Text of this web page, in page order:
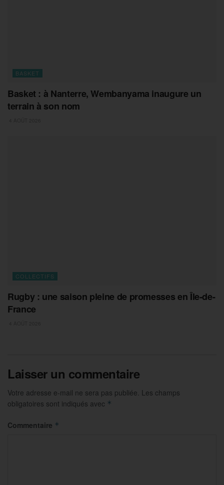
BASKET
Basket : à Nanterre, Wembanyama inaugure un
terrain à son nom
COLLECTIFS
Rugby : une saison pleine de promesses en Île-de-
France
Laisser un commentaire
Votre adresse e-mail ne sera pas publiée. Les champs
obligatoires sont indiqués avec *
Commentaire *